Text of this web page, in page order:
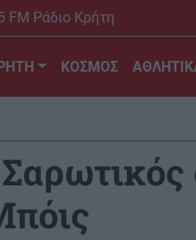
FM Ράδιο Κρήτη
ΚΟΣΜΟΣ